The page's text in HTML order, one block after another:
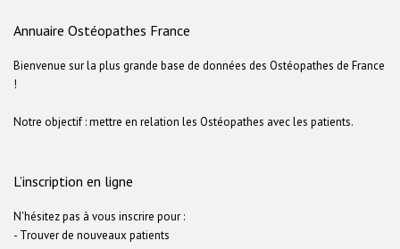
Annuaire Ostéopathes France
Bienvenue sur la plus grande base de données des Ostéopathes de France
!
Notre objectif : mettre en relation les Ostéopathes avec les patients.
L’inscription en ligne
N'hésitez pas à vous inscrire pour :
- Trouver de nouveaux patients